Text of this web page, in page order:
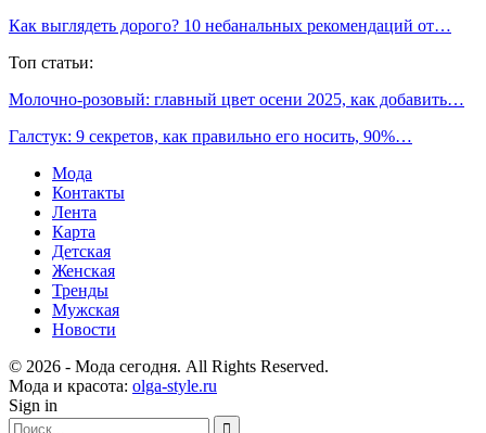
Как выглядеть дорого? 10 небанальных рекомендаций от…
Топ статьи:
Молочно-розовый: главный цвет осени 2025, как добавить…
Галстук: 9 секретов, как правильно его носить, 90%…
Мода
Контакты
Лента
Карта
Детская
Женская
Тренды
Мужская
Новости
© 2026 - Мода сегодня. All Rights Reserved.
Мода и красота: olga-style.ru
Sign in